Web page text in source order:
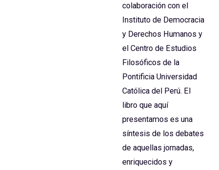
colaboración con el
Instituto de Democracia
y Derechos Humanos y
el Centro de Estudios
Filosóficos de la
Pontificia Universidad
Católica del Perú. El
libro que aquí
presentamos es una
síntesis de los debates
de aquellas jornadas,
enriquecidos y